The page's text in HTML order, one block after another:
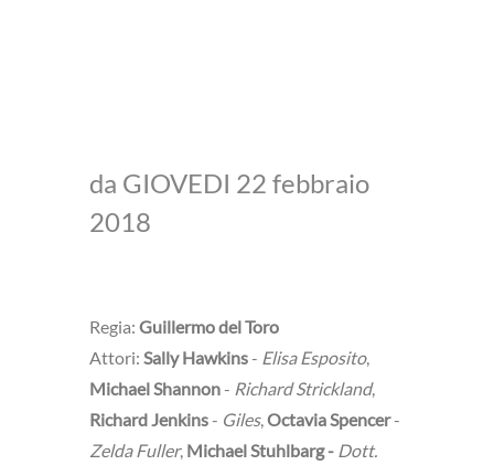
da GIOVEDI 22 febbraio
2018
Regia: Guillermo del Toro
Attori: Sally Hawkins- Elisa Esposito,
Michael Shannon- Richard Strickland,
Richard Jenkins- Giles,Octavia Spencer-
Zelda Fuller, Michael Stuhlbarg - Dott.